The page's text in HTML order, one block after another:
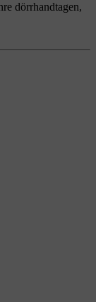
dörrhandtagen,